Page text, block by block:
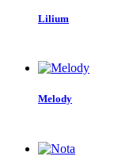
Lilium
Melody